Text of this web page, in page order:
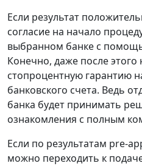
Если результат
согласие на начало
выбранном банке с
Конечно, даже после этого
стопроцентную гарантию
банковского счета. Ведь
банка будет принимать
ознакомления с полным
Если по результатам pre-
можно переходить к